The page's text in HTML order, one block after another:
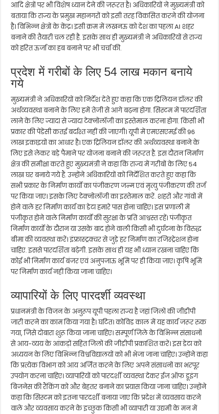
आदि क्षेत्रों पर भी विशेष ध्यान देने की जरूरत है। अधिकारियों ने मुख्यमंत्री को
बताया कि राज्य के प्रमुख महानगरों को इसी तरह विकसित करने की योजना
है। विभिन्न क्षेत्रों के केंद्र। इसी क्रम में लखनऊ को देश का पहला AI शहर
बनाने की तैयारी चल रही है. इसके साथ ही मुख्यमंत्री ने अधिकारियों से राज्य
को हरित ऊर्जा का हब बनाने पर भी चर्चा की.
प्रदेश में गरीबों के लिए 54 लाख मकान बनाये
गये
मुख्यमंत्री ने अधिकारियों को निर्देश देते हुए कहा कि एक ट्रिलियन डॉलर की
अर्थव्यवस्था बनाने के लिए हमें तेजी से आगे बढ़ना होगा. सिस्टम में पारदर्शिता
लाने के लिए ज्यादा से ज्यादा टेक्नोलॉजी का इस्तेमाल करना होगा. किसी भी
प्रकार की पेंडेंसी कतई बर्दाश्त नहीं की जाएगी। यूपी में एमएसएमई की 96
लाख इकाइयों का आधार है। एक ट्रिलियन डॉलर की अर्थव्यवस्था बनाने के
लिए इसे लेकर बड़े पैमाने पर योजना बनाने की जरूरत है. इस दौरान निर्माण
क्षेत्र की समीक्षा करते हुए मुख्यमंत्री ने कहा कि राज्य में गरीबों के लिए 54
लाख घर बनाये गये हैं. उन्होंने अधिकारियों को निर्देशित करते हुए कहा कि
सभी प्रकार के निर्माण कार्यों का पंजीकरण जन्म एवं मृत्यु पंजीकरण की तर्ज
पर किया जाए। इसके लिए टेक्नोलॉजी का इस्तेमाल करें. शहरों और गांवों में
होने वाले हर निर्माण कार्य का डेटा हमारे पास होना चाहिए। इस प्रणाली में
पंजीकृत होने वाले निर्माण कार्यों की सुरक्षा के प्रति आश्वस्त रहें। पंजीकृत
निर्माण कार्यों के दौरान या उसके बाद होने वाली किसी भी दुर्घटना के विरुद्ध
बीमा की व्यवस्था करें। इंफ्रास्ट्रक्चर से जुड़े हर निर्माण का रजिस्ट्रेशन होना
चाहिए. इससे पारदर्शिता बढ़ेगी. इसके साथ ही यह भी ध्यान रखना चाहिए कि
कोई भी निर्माण कार्य बंजर एवं अनुपजाऊ भूमि पर ही किया जाए। कृषि भूमि
पर निर्माण कार्य नहीं किया जाना चाहिए।
व्यापारियों के लिए पारदर्शी व्यवस्था
प्रधानमंत्री के विजन के अनुरूप यूपी पहला राज्य है जहां जिलों की जीडीपी
जारी करने का काम किया गया है। घटित। कोविड काल में यह कार्य जरूर रुक
गया, जिसे दोबारा शुरू किया जाना चाहिए। सम्पूर्ण जिले के विभिन्न संसाधनों
से आय-व्यय के आंकड़ों सहित जिलों की जीडीपी प्रकाशित करें। इस डेटा को
अध्ययन के लिए विभिन्न विश्वविद्यालयों को भी भेजा जाना चाहिए। उन्होंने कहा
कि प्रत्येक विभाग को आय अर्जित करने के लिए अपने संसाधनों का भरपूर
उपयोग करना चाहिए। व्यापारियों को पारदर्शी व्यवस्था देकर ईज ऑफ डूइंग
बिजनेस की रैंकिंग को और बेहतर बनाने का प्रयास किया जाना चाहिए। उन्होंने
कहा कि सिस्टम को इतना पारदर्शी बनाया जाए कि प्रदेश में व्यवसाय करने
वाले और व्यवसाय करने के इच्छुक किसी भी व्यापारी या उद्यमी के मन में